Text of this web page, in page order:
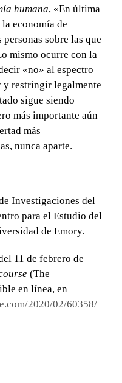
humana, «En última
economía de
sobre las que
mismo ocurre con la
«no» al espectro
restringir legalmente
sigue siendo
más importante aún
más
nunca aparte.
Investigaciones del
para el Estudio del
de Emory.
11 de febrero de
(The
en línea, en
2020/02/60358/